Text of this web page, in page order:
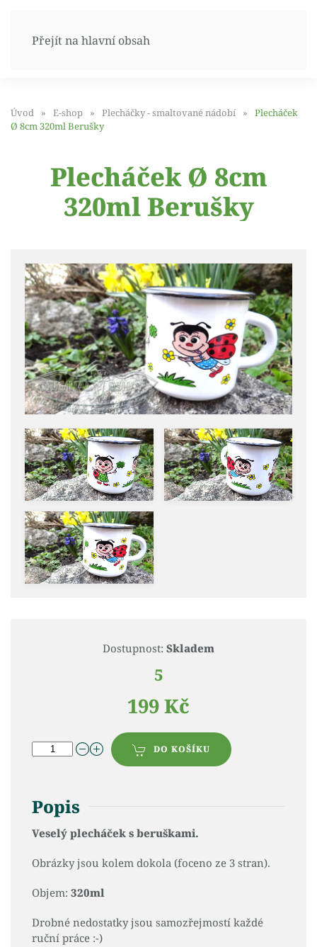
Přejít na hlavní obsah
Úvod E-shop Plecháčky - smaltované nádobí
Plecháček
Ø 8cm 320ml Berušky
Plecháček Ø 8cm
320ml Berušky
Dostupnost: Skladem
5
199 Kč
DO KOŠÍKU
Popis
Veselý plecháček s beruškami.
Obrázky jsou kolem dokola (foceno ze 3 stran).
Objem: 320ml
Drobné nedostatky jsou samozřejmostí každé
ruční práce :-)